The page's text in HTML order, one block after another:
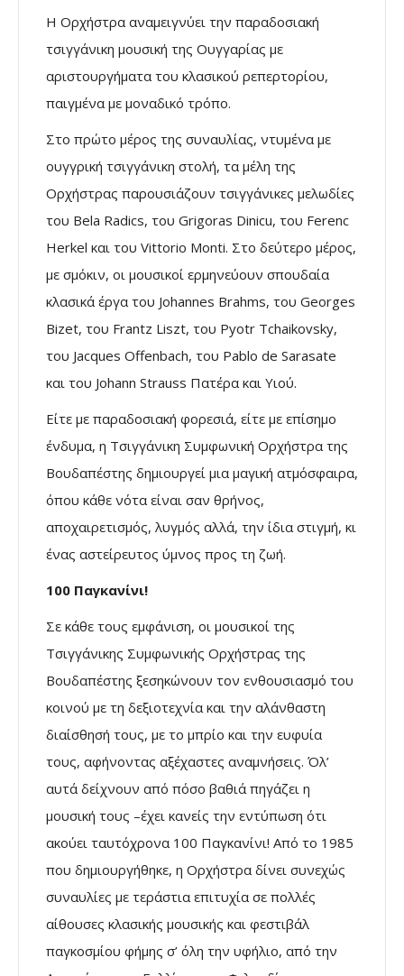
Η Ορχήστρα αναμειγνύει την παραδοσιακή
τσιγγάνικη μουσική της Ουγγαρίας με
αριστουργήματα του κλασικού ρεπερτορίου,
παιγμένα με μοναδικό τρόπο.
Στο πρώτο μέρος της συναυλίας, ντυμένα με
ουγγρική τσιγγάνικη στολή, τα μέλη της
Ορχήστρας παρουσιάζουν τσιγγάνικες μελωδίες
του Bela Radics, του Grigoras Dinicu, του Ferenc
Herkel και του Vittorio Monti. Στο δεύτερο μέρος,
με σμόκιν, οι μουσικοί ερμηνεύουν σπουδαία
κλασικά έργα του Johannes Brahms, του Georges
Bizet, του Frantz Liszt, του Pyotr Tchaikovsky,
του Jacques Offenbach, του Pablo de Sarasate
και του Johann Strauss Πατέρα και Υιού.
Είτε με παραδοσιακή φορεσιά, είτε με επίσημο
ένδυμα, η Τσιγγάνικη Συμφωνική Ορχήστρα της
Βουδαπέστης δημιουργεί μια μαγική ατμόσφαιρα,
όπου κάθε νότα είναι σαν θρήνος,
αποχαιρετισμός, λυγμός αλλά, την ίδια στιγμή, κι
ένας αστείρευτος ύμνος προς τη ζωή.
100 Παγκανίνι!
Σε κάθε τους εμφάνιση, οι μουσικοί της
Τσιγγάνικης Συμφωνικής Ορχήστρας της
Βουδαπέστης ξεσηκώνουν τον ενθουσιασμό του
κοινού με τη δεξιοτεχνία και την αλάνθαστη
διαίσθησή τους, με το μπρίο και την ευφυία
τους, αφήνοντας αξέχαστες αναμνήσεις. Όλ’
αυτά δείχνουν από πόσο βαθιά πηγάζει η
μουσική τους –έχει κανείς την εντύπωση ότι
ακούει ταυτόχρονα 100 Παγκανίνι! Από το 1985
που δημιουργήθηκε, η Ορχήστρα δίνει συνεχώς
συναυλίες με τεράστια επιτυχία σε πολλές
αίθουσες κλασικής μουσικής και φεστιβάλ
παγκοσμίου φήμης σ’ όλη την υφήλιο, από την